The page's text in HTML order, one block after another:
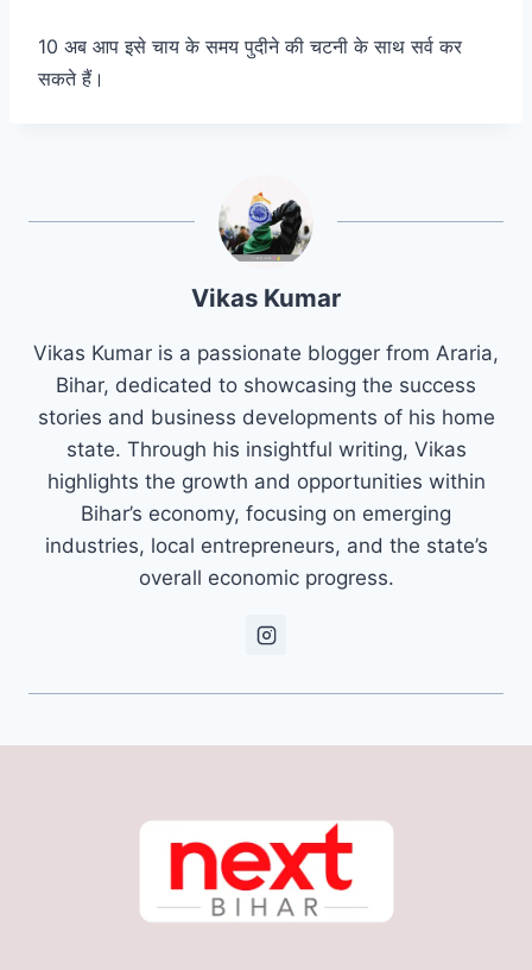
10 अब आप इसे चाय के समय पुदीने की चटनी के साथ सर्व कर
सकते हैं।
Vikas Kumar
Vikas Kumar is a passionate blogger from Araria,
Bihar, dedicated to showcasing the success
stories and business developments of his home
state. Through his insightful writing, Vikas
highlights the growth and opportunities within
Bihar’s economy, focusing on emerging
industries, local entrepreneurs, and the state’s
overall economic progress.